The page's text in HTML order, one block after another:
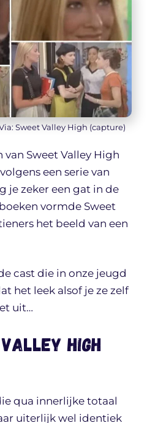
Sweet Valley High (capture)
Sweet Valley High
een serie van
je zeker een gat in de
vormde Sweet
het beeld van een
cast die in onze jeugd
het leek alsof je ze zelf
uit…
High
qua innerlijke totaal
uiterlijk wel identiek